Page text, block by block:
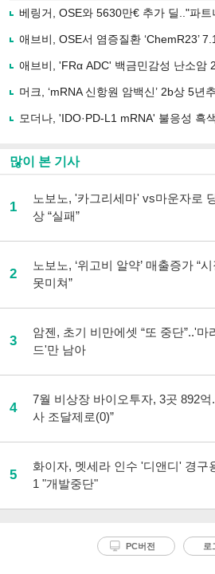
로
사
유
기
베링거, OSE와 5630만€ 추가 딜.."파트
애브비, OSE서 염증질환 ‘ChemR23’
애브비, 'FRα ADC' 백금민감성 난소암
머크, ‘mRNA 신항원 암백신’ 2b상 5년
모더나, 'IDO·PD-L1 mRNA' 불응성 흑
많이 본 기사
1
노보노, '카그리세마' vs마운자로
상 “실패”
2
노보노, ‘위고비 알약’ 매출증가 “
못미쳐”
3
암젠, 초기 비만에셋 “또 중단”..'마
드'만 남아
4
7월 비상장 바이오투자, 3곳 892억
사 조달제로(0)”
5
화이자, 멧세라 인수 '디앤디' 경구
1 "개발중단"
PC버전 로